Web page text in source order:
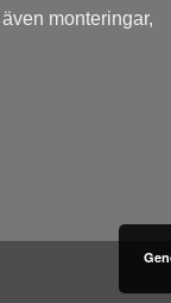
monteringar,